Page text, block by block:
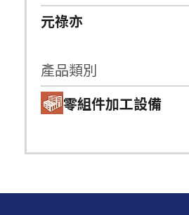
元祿亦
產品類別
零組件加工設備